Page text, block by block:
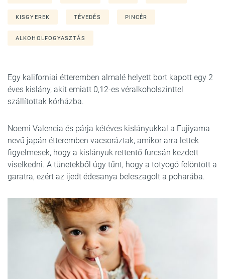
KISGYEREK TÉVEDÉS PINCÉR
ALKOHOLFOGYASZTÁS
Egy kaliforniai étteremben almalé helyett bort kapott egy 2
éves kislány, akit emiatt 0,12-es véralkoholszinttel
szállítottak kórházba.
Noemi Valencia és párja kétéves kislányukkal a Fujiyama
nevű japán étteremben vacsoráztak, amikor arra lettek
figyelmesek, hogy a kislányuk rettentő furcsán kezdett
viselkedni. A tünetekből úgy tűnt, hogy a totyogó felöntött a
garatra, ezért az ijedt édesanya beleszagolt a poharába.